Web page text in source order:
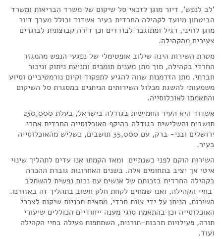
'לב לנפש', דיור מוגן לזכאי סל שיקום של משרד הבריאות ומשרד
הביטחון מיועד לקהילה החרדית בעיר אשדוד וכולל מערך דיור
מוגן לוויני, רגיל ומתוגבר לבודדים וכן דירה קבוצתית לבוגרים
צעירים מהקהילה.
מטרת השירות הינה שילוב אופטימלי של נפגעי הנפש מהמגזר
החרדי בקהילה, תוך מתן מענים תומכים ומניעת ניתוק וניכור
חברתי. מתן הזדמנות שווה להגיע לתפקוד וקיום נורמטיביים וסיוע
משמעותי להשגת מכלול השירותים הניתנים במסגרת סל השיקום
והתאמתו לאוכלוסייה.
אשדוד היא העיר החמישית בגודלה בישראל, בעלת 230,000
תושבים והשלישית בגודלה בהיקף האוכלוסייה החרדית אחרי
ירושלים ובני- ברק, עם 35,000 תושבים, כשליש מהאוכלוסייה
בעיר.
השירות הוקם לפני כשנתיים ומאז הקמתו אנו עדים לתהליך שינוי
איטי אך יציב בתחומים אלה. בשנים האחרונות גוברת ההכרה
בקהילה החרדית בזכותם של אנשים עם נכות נפשית להשתלב
בחיי הקהילה, ואנו שמחים לקחת חלק חשוב בתהליך זה באזורנו.
השירות, הניתן על ידי צוות חרדי, מתאים תכניות שיקום לצרכי
האוכלוסייה וכן בהתאמת סוגי מענה ייחודיים הכוללים שיעורי
תורה, פעילויות תרבות-תורנית, השתתפות פעילה בחיי הקהילה
ועוד.